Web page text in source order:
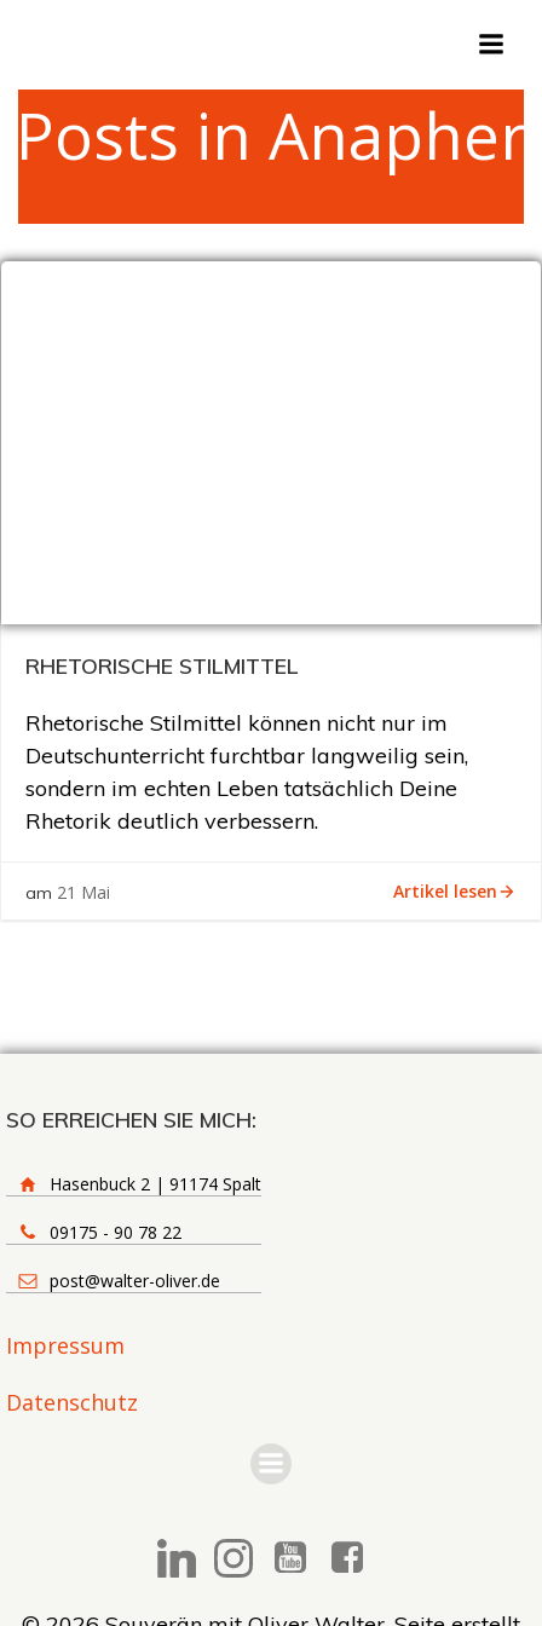
Posts in Anapher
RHETORISCHE STILMITTEL
Rhetorische Stilmittel können nicht nur im
Deutschunterricht furchtbar langweilig sein,
sondern im echten Leben tatsächlich Deine
Rhetorik deutlich verbessern.
am 21 Mai Artikel lesen
SO ERREICHEN SIE MICH:
Hasenbuck 2 | 91174 Spalt
09175 - 90 78 22
post@walter-oliver.de
Impressum
Datenschutz